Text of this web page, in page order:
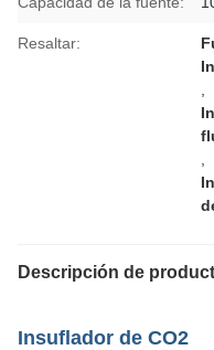
Resaltar:
Descripción de
Insuflador de CO2